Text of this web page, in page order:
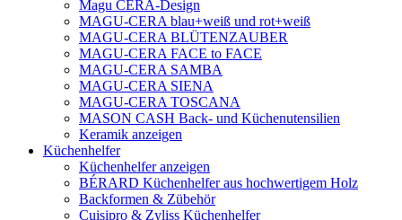
Magu CERA-Design
MAGU-CERA blau+weiß und rot+weiß
MAGU-CERA BLÜTENZAUBER
MAGU-CERA FACE to FACE
MAGU-CERA SAMBA
MAGU-CERA SIENA
MAGU-CERA TOSCANA
MASON CASH Back- und Küchenutensilien
Keramik anzeigen
Küchenhelfer
Küchenhelfer anzeigen
BÉRARD Küchenhelfer aus hochwertigem Holz
Backformen & Zübehör
Cuisipro & Zyliss Küchenhelfer